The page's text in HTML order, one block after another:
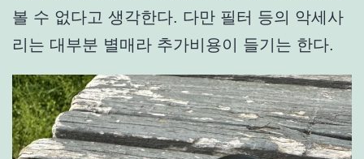
볼 수 없다고 생각한다. 다만 필터 등의 악세사
리는 대부분 별매라 추가비용이 들기는 한다.